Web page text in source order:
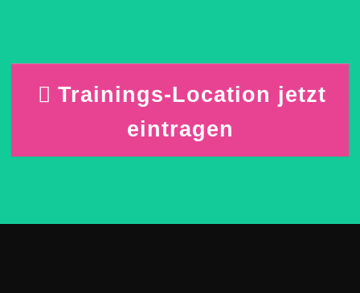
Trainings-Location jetzt
eintragen